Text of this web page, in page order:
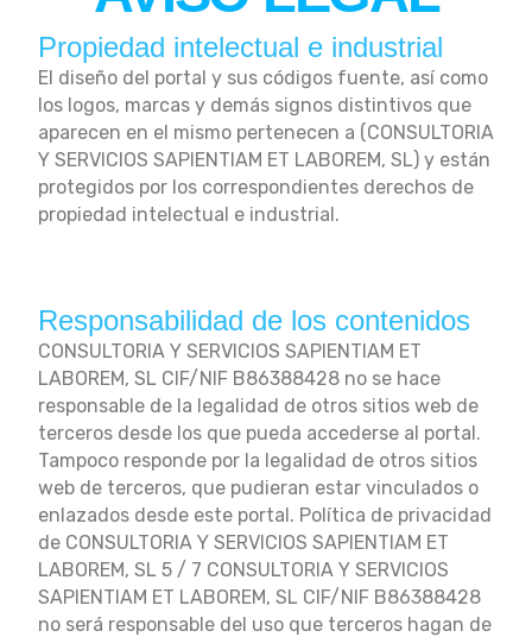
Propiedad intelectual e industrial
El diseño del portal y sus códigos fuente, así como
los logos, marcas y demás signos distintivos que
aparecen en el mismo pertenecen a (CONSULTORIA
Y SERVICIOS SAPIENTIAM ET LABOREM, SL) y están
protegidos por los correspondientes derechos de
propiedad intelectual e industrial.
Responsabilidad de los contenidos
CONSULTORIA Y SERVICIOS SAPIENTIAM ET
LABOREM, SL CIF/NIF B86388428 no se hace
responsable de la legalidad de otros sitios web de
terceros desde los que pueda accederse al portal.
Tampoco responde por la legalidad de otros sitios
web de terceros, que pudieran estar vinculados o
enlazados desde este portal. Política de privacidad
de CONSULTORIA Y SERVICIOS SAPIENTIAM ET
LABOREM, SL 5 / 7 CONSULTORIA Y SERVICIOS
SAPIENTIAM ET LABOREM, SL CIF/NIF B86388428
no será responsable del uso que terceros hagan de